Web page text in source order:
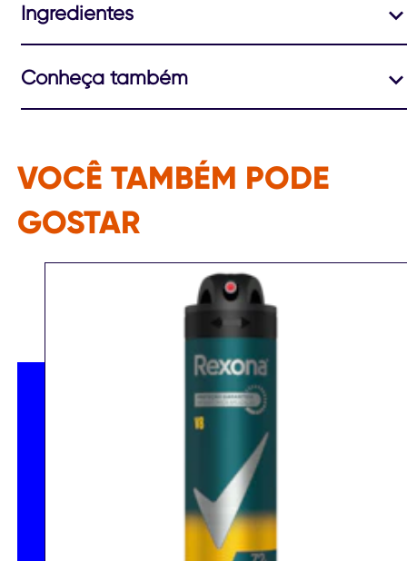
Ingredientes
Conheça também
VOCÊ TAMBÉM PODE
GOSTAR